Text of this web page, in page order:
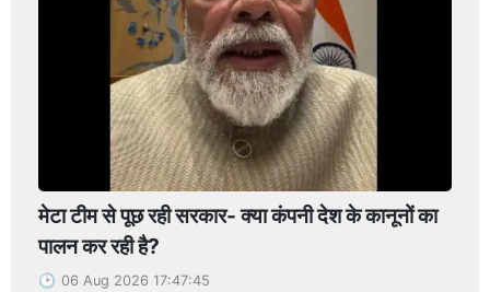
मेटा टीम से पूछ रही सरकार- क्या कंपनी देश के कानूनों का
पालन कर रही है?
06 Aug 2026 17:47:45